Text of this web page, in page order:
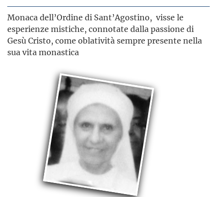
Monaca dell’Ordine di Sant’Agostino, visse le
esperienze mistiche, connotate dalla passione di
Gesù Cristo, come oblatività sempre presente nella
sua vita monastica